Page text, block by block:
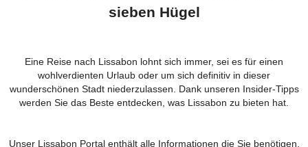
sieben Hügel
Eine Reise nach Lissabon lohnt sich immer, sei es für einen
wohlverdienten Urlaub oder um sich definitiv in dieser
wunderschönen Stadt niederzulassen. Dank unseren Insider-Tipps
werden Sie das Beste entdecken, was Lissabon zu bieten hat.
Unser Lissabon Portal enthält alle Informationen die Sie benötigen,